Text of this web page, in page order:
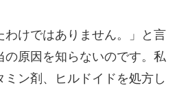
けではありません。」と言
原因を知らないのです。私
ン剤、ヒルドイドを処方し